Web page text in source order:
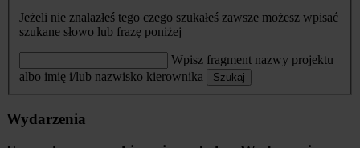
Jeżeli nie znalazłeś tego czego szukałeś zawsze możesz wpisać
szukane słowo lub frazę poniżej
Wpisz fragment nazwy projektu
albo imię i/lub nazwisko kierownika
Szukaj
Wydarzenia